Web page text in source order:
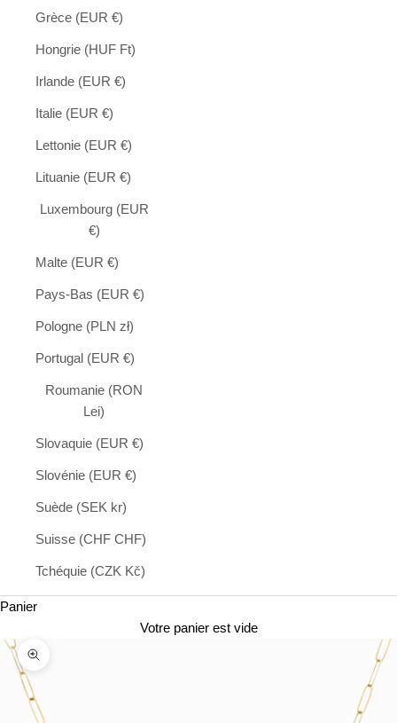
Grèce (EUR €)
Hongrie (HUF Ft)
Irlande (EUR €)
Italie (EUR €)
Lettonie (EUR €)
Lituanie (EUR €)
Luxembourg (EUR
€)
Malte (EUR €)
Pays-Bas (EUR €)
Pologne (PLN zł)
Portugal (EUR €)
Roumanie (RON
Lei)
Slovaquie (EUR €)
Slovénie (EUR €)
Suède (SEK kr)
Suisse (CHF CHF)
Tchéquie (CZK Kč)
Panier
Votre panier est vide
Zoomer sur l'image